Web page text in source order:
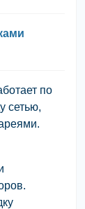
по
сетью,